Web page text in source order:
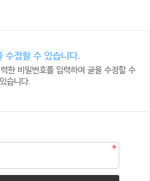
수정할 수 있습니다.
한 비밀번호를 입력하여 글을 수정할 수
있습니다.